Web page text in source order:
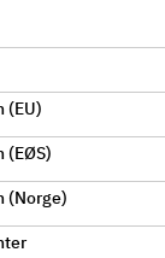
(EU)
(EØS)
(Norge)